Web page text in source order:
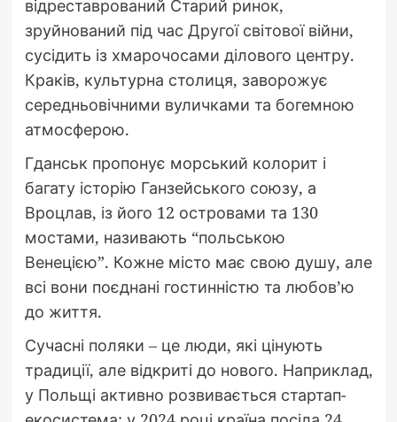
відреставрований Старий ринок,
зруйнований під час Другої світової війни,
сусідить із хмарочосами ділового центру.
Краків, культурна столиця, заворожує
середньовічними вуличками та богемною
атмосферою.
Гданськ пропонує морський колорит і
багату історію Ганзейського союзу, а
Вроцлав, із його 12 островами та 130
мостами, називають “польською
Венецією”. Кожне місто має свою душу, але
всі вони поєднані гостинністю та любов’ю
до життя.
Сучасні поляки – це люди, які цінують
традиції, але відкриті до нового. Наприклад,
у Польщі активно розвивається стартап-